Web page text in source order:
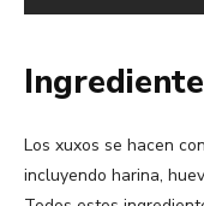
Los xuxos se hacen
incluyendo harina,